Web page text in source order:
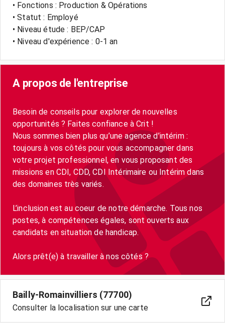
• Fonctions : Production & Opérations
• Statut : Employé
• Niveau étude : BEP/CAP
• Niveau d'expérience : 0-1 an
A propos de l'entreprise
Besoin de conseils pour explorer de nouvelles
opportunités ? Faites confiance à Crit !
Nous sommes bien plus qu’une agence d’intérim :
toujours à vos côtés pour vous accompagner dans
votre projet professionnel, en vous proposant des
missions en CDI, CDD, CDI Intérimaire ou Intérim dans
des domaines très variés.
L’inclusion est au coeur de notre démarche. Tous nos
postes, à compétences égales, sont ouverts aux
candidats en situation de handicap.
Alors prêt(e) à travailler à nos côtés ?
Bailly-Romainvilliers (77700)
Consulter la localisation sur une carte